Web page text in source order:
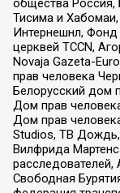
общества Россия,
Тисима и
Интернешнл,
церквей TCCN,
Novaja Gazeta-
прав человека
Белорусский дом
Дом прав
Дом прав
Studios, ТВ Дождь,
Вилфрида
Свободная